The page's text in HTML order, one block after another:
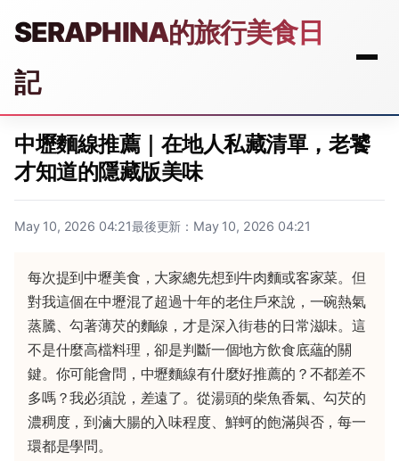
SERAPHINA的旅行美食日
記
中壢麵線推薦｜在地人私藏清單，老饕
才知道的隱藏版美味
May 10, 2026 04:21最後更新：May 10, 2026 04:21
每次提到中壢美食，大家總先想到牛肉麵或客家菜。但
對我這個在中壢混了超過十年的老住戶來說，一碗熱氣
蒸騰、勾著薄芡的麵線，才是深入街巷的日常滋味。這
不是什麼高檔料理，卻是判斷一個地方飲食底蘊的關
鍵。你可能會問，中壢麵線有什麼好推薦的？不都差不
多嗎？我必須說，差遠了。從湯頭的柴魚香氣、勾芡的
濃稠度，到滷大腸的入味程度、鮮蚵的飽滿與否，每一
環都是學問。